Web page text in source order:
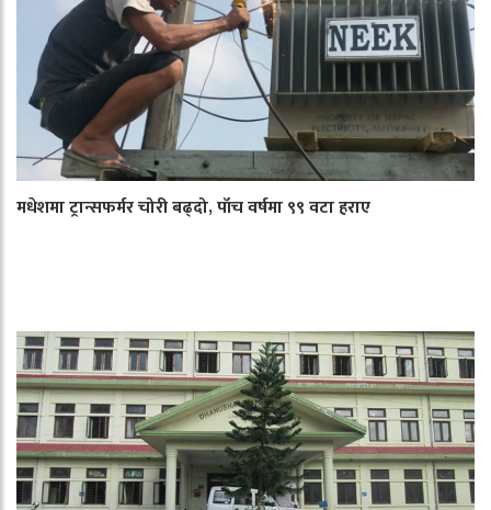
मधेशमा ट्रान्सफर्मर चोरी बढ्दो, पाँच वर्षमा ९९ वटा हराए